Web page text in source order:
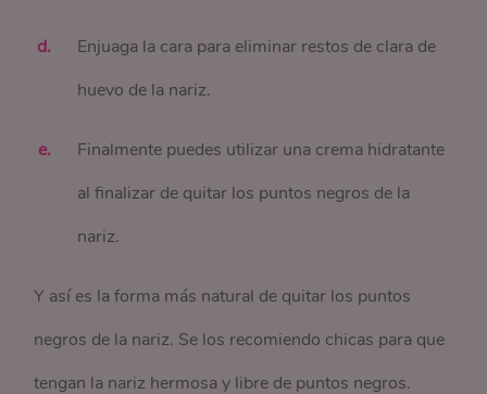
Enjuaga la cara para eliminar restos de clara de
huevo de la nariz.
Finalmente puedes utilizar una crema hidratante
al finalizar de quitar los puntos negros de la
nariz.
Y así es la forma más natural de quitar los puntos
negros de la nariz. Se los recomiendo chicas para que
tengan la nariz hermosa y libre de puntos negros.